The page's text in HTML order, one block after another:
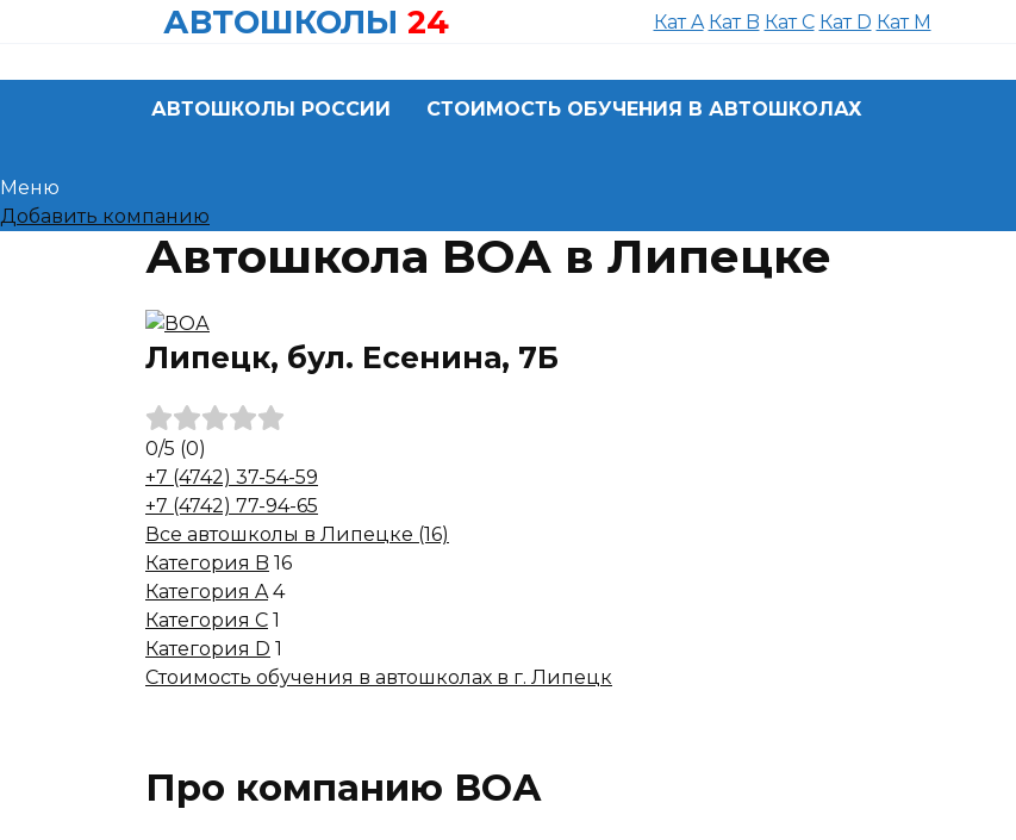
АВТОШКОЛЫ 24 Кат A Кат B Кат C Кат D Кат M
АВТОШКОЛЫ РОССИИ СТОИМОСТЬ ОБУЧЕНИЯ В АВТОШКОЛАХ
Меню
Добавить компанию
Автошкола ВОА в Липецке
Липецк, бул. Есенина, 7Б
0/5 (0)
+7 (4742) 37-54-59
+7 (4742) 77-94-65
Все автошколы в Липецке (16)
Категория B 16
Категория A 4
Категория C 1
Категория D 1
Стоимость обучения в автошколах в г. Липецк
Про компанию ВОА